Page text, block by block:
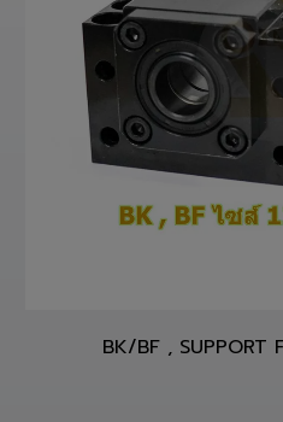
BK/BF , SUPPORT